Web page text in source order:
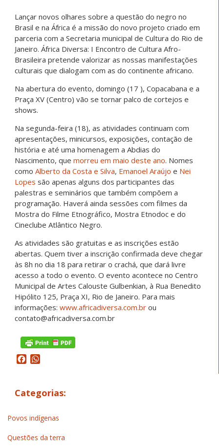
Lançar novos olhares sobre a questão do negro no
Brasil e na África é a missão do novo projeto criado em
parceria com a Secretaria municipal de Cultura do Rio de
Janeiro. África Diversa: I Encontro de Cultura Afro-
Brasileira pretende valorizar as nossas manifestações
culturais que dialogam com as do continente africano.
Na abertura do evento, domingo (17 ), Copacabana e a
Praça XV (Centro) vão se tornar palco de cortejos e
shows.
Na segunda-feira (18), as atividades continuam com
apresentações, minicursos, exposições, contação de
história e até uma homenagem a Abdias do
Nascimento, que morreu em maio deste ano. Nomes
como Alberto da Costa e Silva, Emanoel Araújo e Nei
Lopes são apenas alguns dos participantes das
palestras e seminários que também compõem a
programação. Haverá ainda sessões com filmes da
Mostra do Filme Etnográfico, Mostra Etnodoc e do
Cineclube Atlântico Negro.
As atividades são gratuitas e as inscrições estão
abertas. Quem tiver a inscrição confirmada deve chegar
às 8h no dia 18 para retirar o crachá, que dará livre
acesso a todo o evento. O evento acontece no Centro
Municipal de Artes Calouste Gulbenkian, à Rua Benedito
Hipólito 125, Praça XI, Rio de Janeiro. Para mais
informações: www.africadiversa.com.br ou
contato@africadiversa.com.br
Facebook
Categorias:
Povos indígenas
Questões da terra